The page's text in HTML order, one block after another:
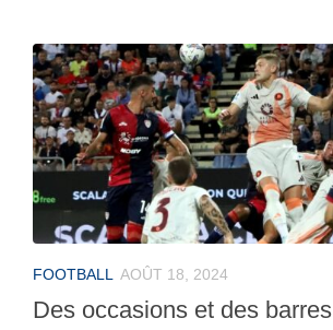
FOOTBALL AOÛT 18, 2024
Des occasions et des barres